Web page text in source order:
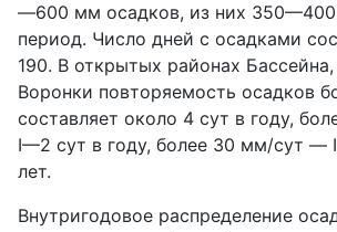
—600 мм осадков, из них
период. Число дней с осадками
190. В открытых районах
Воронки повторяемость осадков
составляет около 4 сут в году,
I—2 сут в году, более 30 мм/сут —
лет.
Внутригодовое распределение